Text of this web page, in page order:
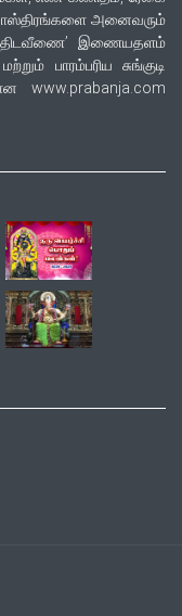
அனைவரும்
இணையதளம்
பாரம்பரிய சுங்குடி